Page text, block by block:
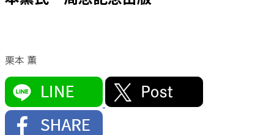
栗本 薫